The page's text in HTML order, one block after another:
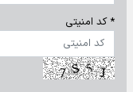
* کد امنیتی